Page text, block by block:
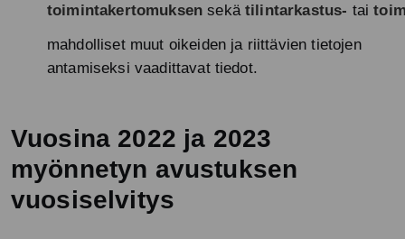
toimintakertomuksensekätilintarkastus- tai
mahdolliset muut oikeiden ja riittävien tietojen
antamiseksi vaadittavat tiedot.
Vuosina 2022 ja 2023
myönnetyn avustuksen
vuosiselvitys